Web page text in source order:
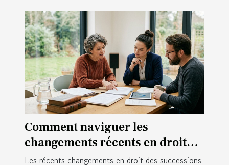
Comment naviguer les
changements récents en droit
des successions ?
Les récents changements en droit des successions